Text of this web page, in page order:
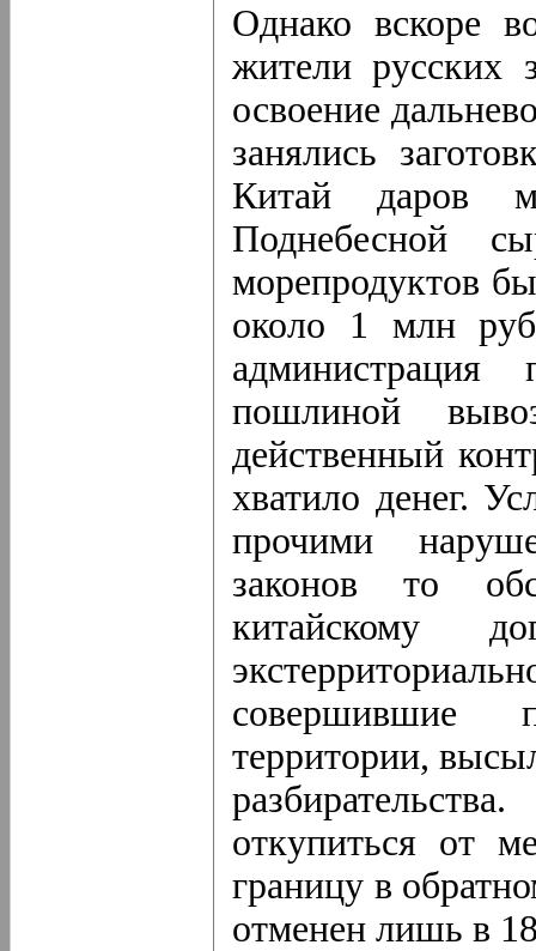
Однако вскоре
жители русских
освоение
занялись
Китай даров
Поднебесной
морепродуктов
около 1 млн
администрация
пошлиной
действенный
хватило денег.
прочими
законов то
китайскому
совершившие
территории,
откупиться от
границу в
отменен лишь в